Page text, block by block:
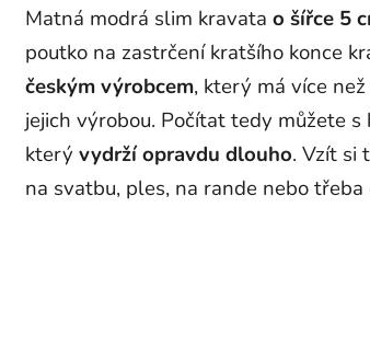
Matná modrá slim kravata o šířce 5
poutko na zastrčení kratšího konce
českým výrobcem, který má více
jejich výrobou. Počítat tedy můžete
který vydrží opravdu dlouho. Vzít si
na svatbu, ples, na rande nebo